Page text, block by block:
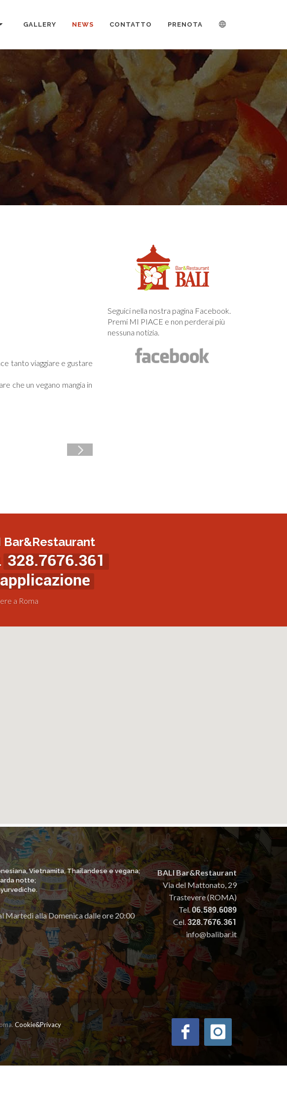
GALLERY NEWS CONTATTO PRENOTA
tanto viaggiare e gustare
che un vegano mangia in
Seguici nella nostra pagina Facebook.
Premi MI PIACE e non perderai più
nessuna notizia.
Bar&Restaurant
328.7676.361
applicazione
a Roma
Vietnamita, Thailandese e vegana;
notte;
Martedì alla Domenica dalle ore 20:00
BALI Bar&Restaurant
Via del Mattonato, 29
Trastevere (ROMA)
Tel.06.589.6089
Cel.328.7676.361
info@balibar.it
Cookie&Privacy